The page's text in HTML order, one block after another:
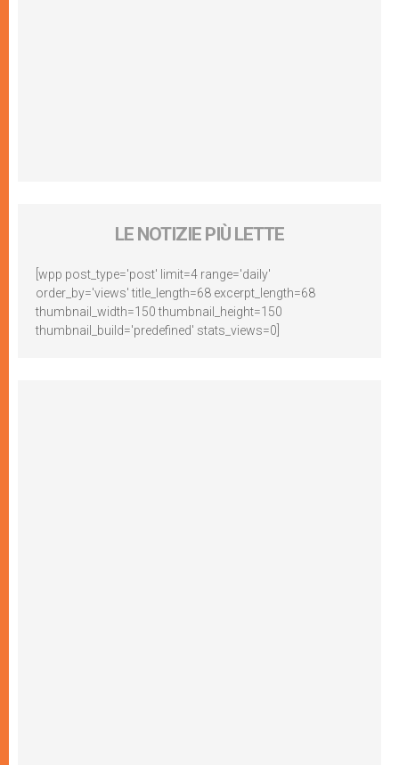
LE NOTIZIE PIÙ LETTE
[wpp post_type='post' limit=4 range='daily'
order_by='views' title_length=68 excerpt_length=68
thumbnail_width=150 thumbnail_height=150
thumbnail_build='predefined' stats_views=0]